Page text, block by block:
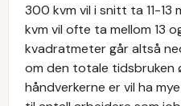
300 kvm vil i snitt ta 11-
kvm vil ofte ta mellom 13
kvadratmeter går altså
om den totale tidsbruken
håndverkerne er vil ha